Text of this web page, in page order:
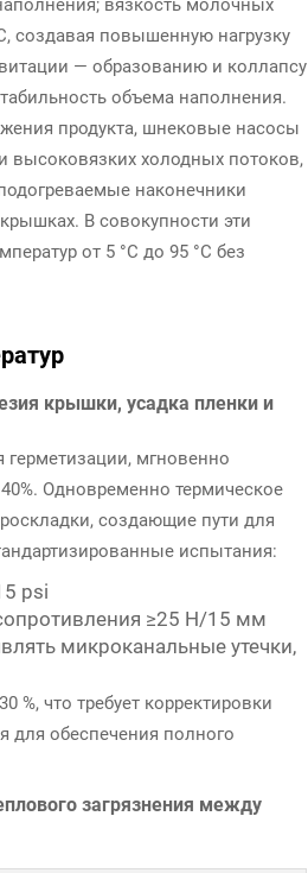
вязкость молочных
создавая повышенную нагрузку
— образованию и коллапсу
объема наполнения.
продукта, шнековые насосы
высоковязких холодных потоков,
наконечники
В совокупности эти
от 5 °C до 95 °C без
крышки, усадка пленки и
мгновенно
Одновременно термическое
создающие пути для
испытания:
psi
≥25 Н/15 мм
микроканальные утечки,
%, что требует корректировки
для обеспечения полного
загрязнения между